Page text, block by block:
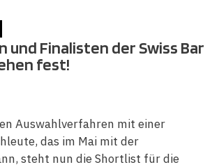
und Finalisten der Swiss Bar
fest!
Auswahlverfahren mit einer
das im Mai mit der
steht nun die Shortlist für die